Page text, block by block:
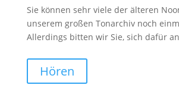
Sie können sehr viele der älteren
unserem großen Tonarchiv noch
Allerdings bitten wir Sie, sich dafür
Hören